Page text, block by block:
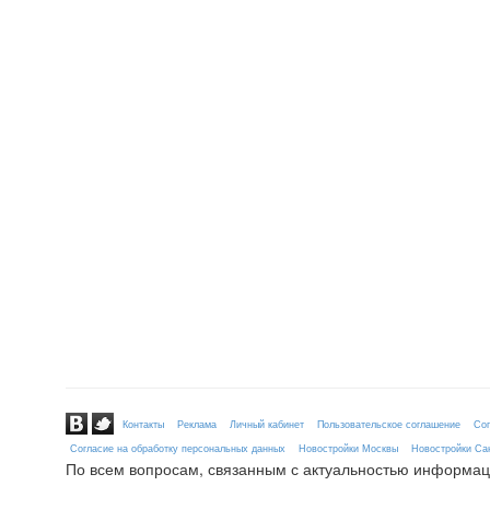
Контакты Реклама Личный кабинет Пользовательское соглашение
Согласие на обработку персональных данных
Новостройки Москвы Новостройки
По всем вопросам, связанным с актуальностью